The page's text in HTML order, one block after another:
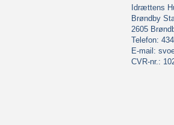
Idrættens
Brøndby
2605
Telefon:
E-mail:
CVR-nr.: